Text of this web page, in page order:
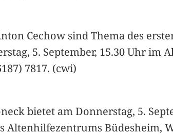
Cechow sind Thema des
5. September, 15.30 Uhr im
7817. (cwi)
bietet am Donnerstag, 5.
Büdesheim,